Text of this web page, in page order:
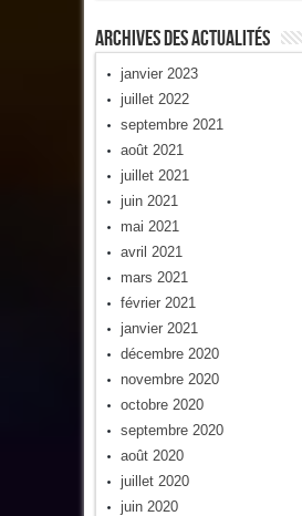
Archives Des Actualités
janvier 2023
juillet 2022
septembre 2021
août 2021
juillet 2021
juin 2021
mai 2021
avril 2021
mars 2021
février 2021
janvier 2021
décembre 2020
novembre 2020
octobre 2020
septembre 2020
août 2020
juillet 2020
juin 2020